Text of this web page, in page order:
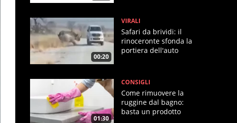
00:20
VIRALI
Safari da brividi: il
rinoceronte sfonda la
portiera dell'auto
01:30
CONSIGLI
Come rimuovere la
ruggine dal bagno:
basta un prodotto